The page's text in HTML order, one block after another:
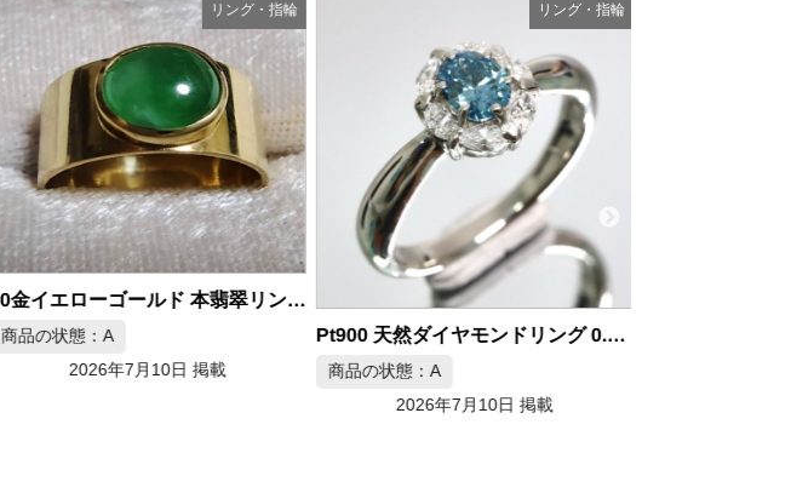
リング・指輪
20金イエローゴールド 本翡翠リング 約7.8g
商品の状態：A
2026年7月10日 掲載
リング・指輪
Pt900 天然ダイヤモンドリング 0.30/0.25ct 9.5号
商品の状態：A
2026年7月10日 掲載